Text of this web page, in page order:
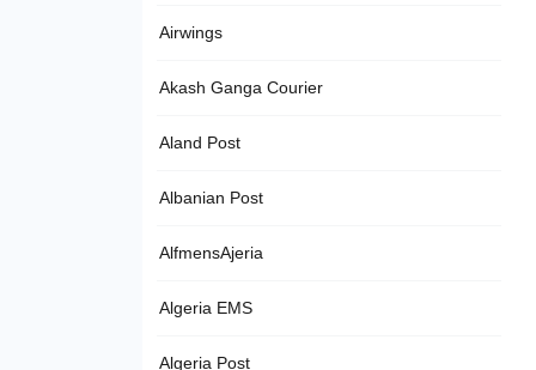
Airwings
Akash Ganga Courier
Aland Post
Albanian Post
AlfmensAjeria
Algeria EMS
Algeria Post